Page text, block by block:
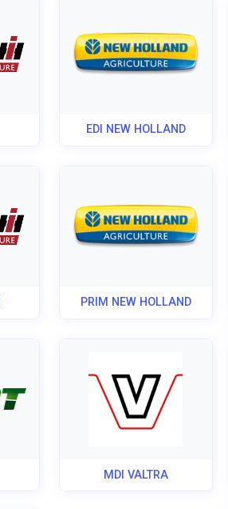
EDI NEW HOLLAND
PRIM NEW HOLLAND
MDI VALTRA